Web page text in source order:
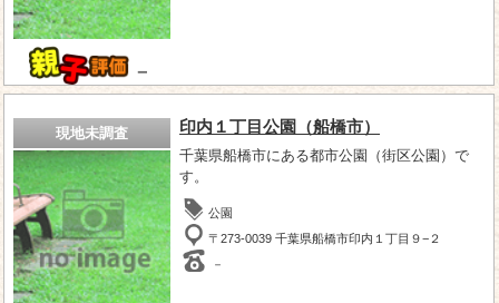
－
現地未調査 印内１丁目公園（船橋市）
千葉県船橋市にある都市公園（街区公園）で
す。
公園
〒273-0039 千葉県船橋市印内１丁目９−２
－